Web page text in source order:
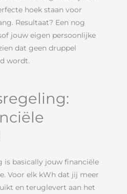
hoek staan voor
Resultaat? Een nog
jouw eigen persoonlijke
dat geen druppel
wordt.
is basically jouw financiële
Voor elk kWh dat jij meer
en teruglevert aan het